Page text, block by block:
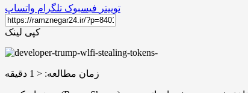
توییتر فیسبوک تلگرام واتساپ
کپی لینک
زمان مطالعه: < 1 دقیقه